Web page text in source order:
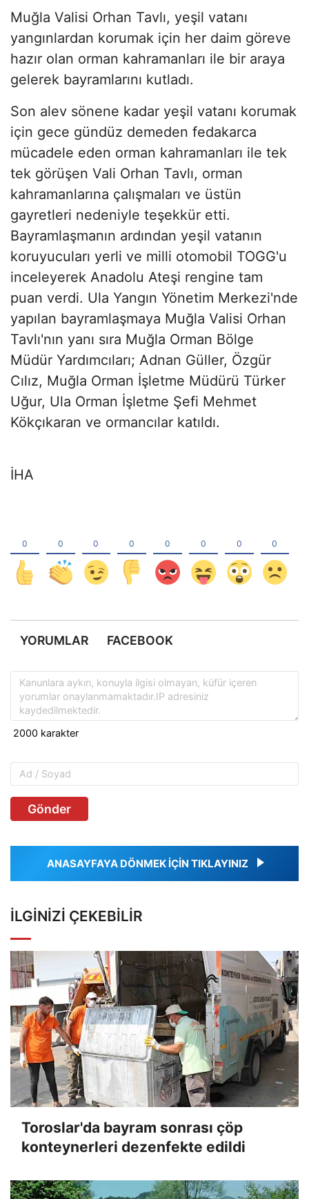
Muğla Valisi Orhan Tavlı, yeşil vatanı
yangınlardan korumak için her daim göreve
hazır olan orman kahramanları ile bir araya
gelerek bayramlarını kutladı.
Son alev sönene kadar yeşil vatanı korumak
için gece gündüz demeden fedakarca
mücadele eden orman kahramanları ile tek
tek görüşen Vali Orhan Tavlı, orman
kahramanlarına çalışmaları ve üstün
gayretleri nedeniyle teşekkür etti.
Bayramlaşmanın ardından yeşil vatanın
koruyucuları yerli ve milli otomobil TOGG'u
inceleyerek Anadolu Ateşi rengine tam
puan verdi. Ula Yangın Yönetim Merkezi'nde
yapılan bayramlaşmaya Muğla Valisi Orhan
Tavlı'nın yanı sıra Muğla Orman Bölge
Müdür Yardımcıları; Adnan Güller, Özgür
Cılız, Muğla Orman İşletme Müdürü Türker
Uğur, Ula Orman İşletme Şefi Mehmet
Kökçıkaran ve ormancılar katıldı.
İHA
YORUMLAR FACEBOOK
Gönder
ANASAYFAYA DÖNMEK İÇİN TIKLAYINIZ
İLGINIZI ÇEKEBILIR
Toroslar'da bayram sonrası çöp
konteynerleri dezenfekte edildi